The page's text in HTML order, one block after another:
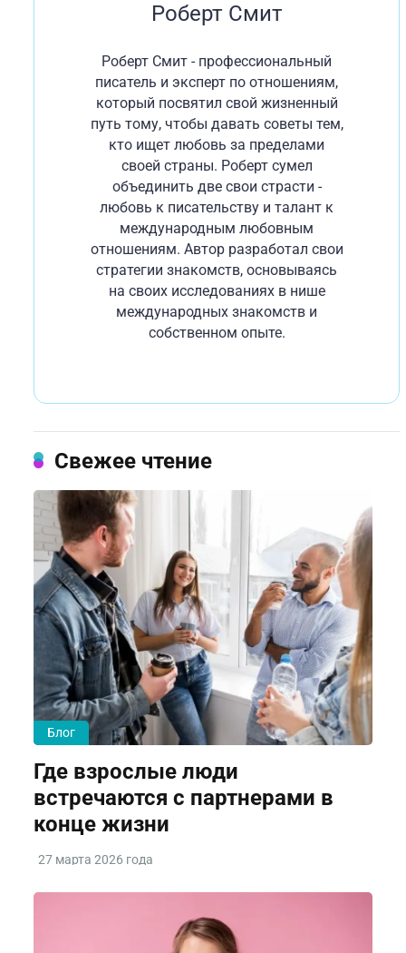
Роберт Смит
Роберт Смит - профессиональный
писатель и эксперт по отношениям,
который посвятил свой жизненный
путь тому, чтобы давать советы тем,
кто ищет любовь за пределами
своей страны. Роберт сумел
объединить две свои страсти -
любовь к писательству и талант к
международным любовным
отношениям. Автор разработал свои
стратегии знакомств, основываясь
на своих исследованиях в нише
международных знакомств и
собственном опыте.
Свежее чтение
Блог
Где взрослые люди
встречаются с партнерами в
конце жизни
27 марта 2026 года